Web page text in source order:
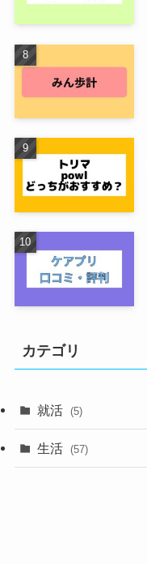
カテゴリ
就活 (5)
生活 (57)